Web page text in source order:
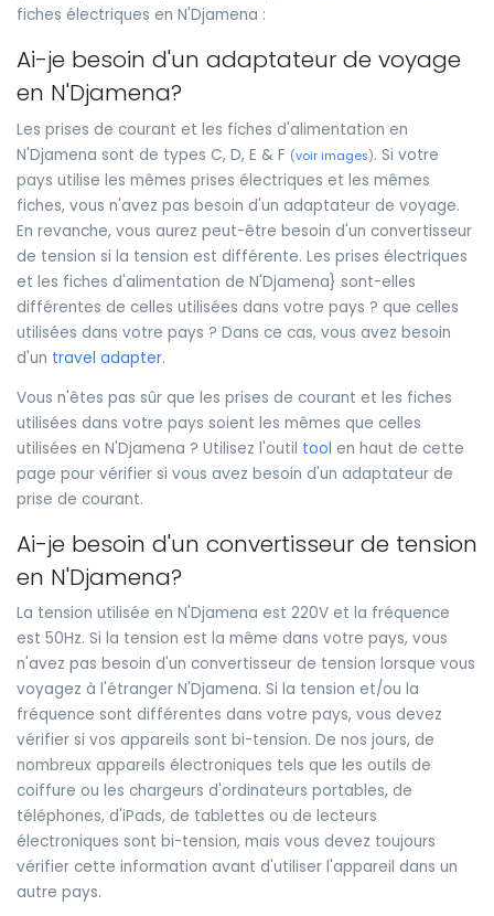
fiches électriques en N'Djamena :
Ai-je besoin d'un adaptateur de voyage
en N'Djamena?
Les prises de courant et les fiches d'alimentation en
N'Djamena sont de types C, D, E & F (voir images). Si votre
pays utilise les mêmes prises électriques et les mêmes
fiches, vous n'avez pas besoin d'un adaptateur de voyage.
En revanche, vous aurez peut-être besoin d'un convertisseur
de tension si la tension est différente. Les prises électriques
et les fiches d'alimentation de N'Djamena} sont-elles
différentes de celles utilisées dans votre pays ? que celles
utilisées dans votre pays ? Dans ce cas, vous avez besoin
d'un travel adapter.
Vous n'êtes pas sûr que les prises de courant et les fiches
utilisées dans votre pays soient les mêmes que celles
utilisées en N'Djamena ? Utilisez l'outil tool en haut de cette
page pour vérifier si vous avez besoin d'un adaptateur de
prise de courant.
Ai-je besoin d'un convertisseur de tension
en N'Djamena?
La tension utilisée en N'Djamena est 220V et la fréquence
est 50Hz. Si la tension est la même dans votre pays, vous
n'avez pas besoin d'un convertisseur de tension lorsque vous
voyagez à l'étranger N'Djamena. Si la tension et/ou la
fréquence sont différentes dans votre pays, vous devez
vérifier si vos appareils sont bi-tension. De nos jours, de
nombreux appareils électroniques tels que les outils de
coiffure ou les chargeurs d'ordinateurs portables, de
téléphones, d'iPads, de tablettes ou de lecteurs
électroniques sont bi-tension, mais vous devez toujours
vérifier cette information avant d'utiliser l'appareil dans un
autre pays.